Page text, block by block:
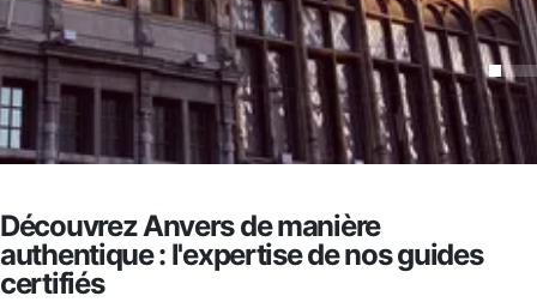
Découvrez Anvers de manière
authentique : l'expertise de nos guides
certifiés